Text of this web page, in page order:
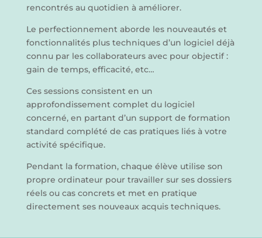
rencontrés au quotidien à améliorer.
Le perfectionnement aborde les nouveautés et
fonctionnalités plus techniques d’un logiciel déjà
connu par les collaborateurs avec pour objectif :
gain de temps, efficacité, etc…
Ces sessions consistent en un
approfondissement complet du logiciel
concerné, en partant d’un support de formation
standard complété de cas pratiques liés à votre
activité spécifique.
Pendant la formation, chaque élève utilise son
propre ordinateur pour travailler sur ses dossiers
réels ou cas concrets et met en pratique
directement ses nouveaux acquis techniques.